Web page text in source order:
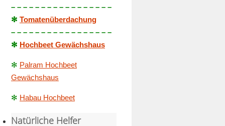
– – – – – – – – – – – – – – – – –
✻ Tomatenüberdachung
– – – – – – – – – – – – – – – – –
✻ Hochbeet Gewächshaus
✻ Palram Hochbeet
Gewächshaus
✻ Habau Hochbeet
Natürliche Helfer